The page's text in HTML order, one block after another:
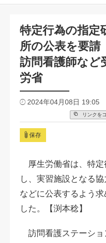
特定行為の指定
所の公表を要請
訪問看護師な
労省
2024年04月08日 19:05
リンクを
保存
厚生労働省は、特定
し、実習施設となる
などに公表するよう
した。【渕本稔】
訪問看護ステーショ